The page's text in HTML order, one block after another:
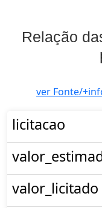
Relação
ver Fonte/
licitacao
valor_licitado